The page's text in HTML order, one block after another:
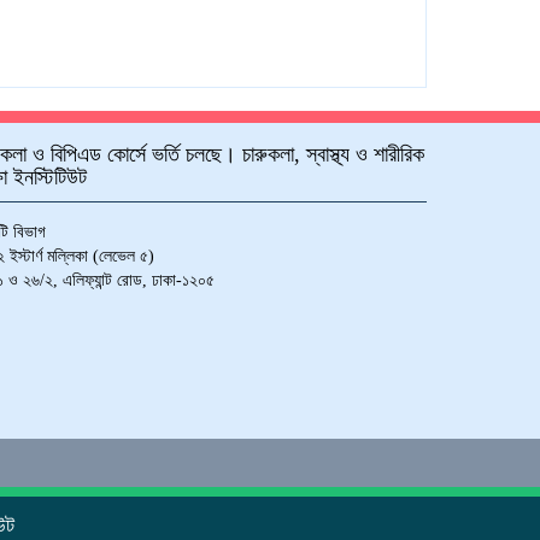
ও বিপিএড কোর্সে ভর্তি চলছে। চারুকলা, স্বাস্থ্য ও শারীরিক
ইনস্টিটিউট
বিভাগ
ইস্টার্ণ মল্লিকা (লেভেল ৫)
ও ২৬/২, এলিফ্যান্ট রোড, ঢাকা-১২০৫